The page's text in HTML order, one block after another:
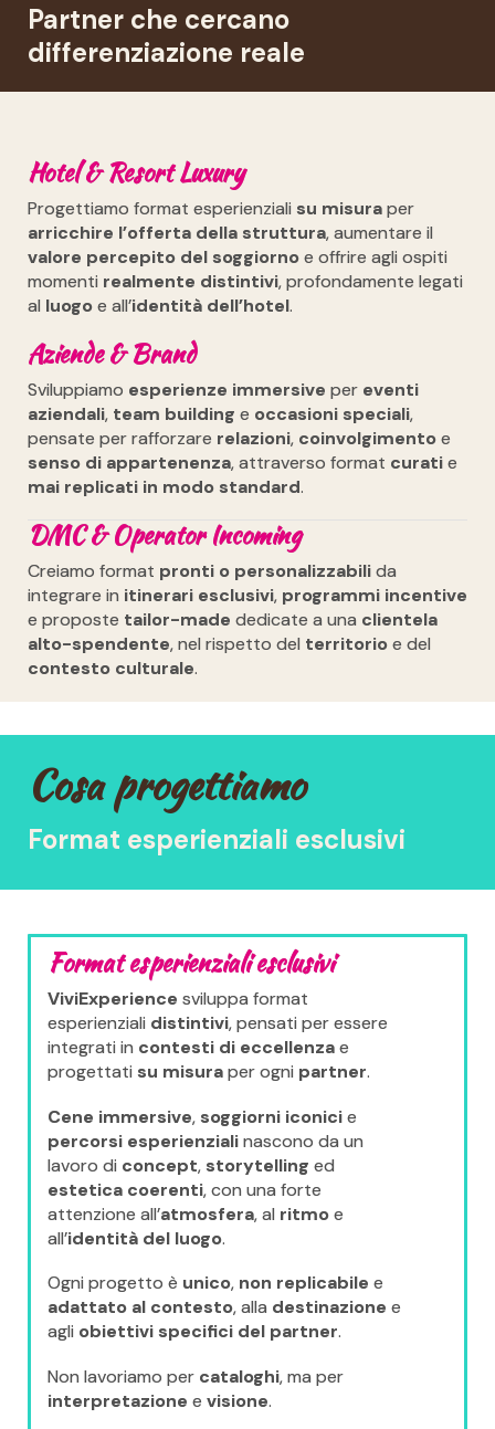
Hotel & Resort Luxury
Progettiamo format esperienziali su misuraper
arricchire l’offerta della struttura, aumentare il
valore percepito del soggiornoe offrire agli ospiti
momenti realmente distintivi, profondamente legati
al luogoe all’identità dell’hotel.
Aziende & Brand
Sviluppiamo esperienze immersive per eventi
aziendali, team building e occasioni speciali,
pensate per rafforzare relazioni, coinvolgimentoe
senso di appartenenza, attraverso format curatie
mai replicati in modo standard.
DMC & Operator Incoming
Creiamo format pronti o personalizzabilida
integrare in itinerari esclusivi, programmi incentive
e proposte tailor-made dedicate a una clientela
alto-spendente, nel rispetto del territorioe del
contesto culturale.
Partner che cercano
differenziazione reale
Cosa progettiamo
Format esperienziali esclusivi
Format esperienziali esclusivi
ViviExperience sviluppa format
esperienziali distintivi, pensati per essere
integrati in contesti di eccellenzae
progettatisu misuraper ogni partner.
Cene immersive,soggiorni iconicie
percorsi esperienzialinascono da un
lavoro di concept,storytelling ed
estetica coerenti, con una forte
attenzione all’atmosfera, al ritmoe
all’identità del luogo.
Ogni progetto è unico, non replicabile e
adattato al contesto, alla destinazione e
agli obiettivi specifici del partner.
Non lavoriamo per cataloghi, ma per
interpretazione e visione.